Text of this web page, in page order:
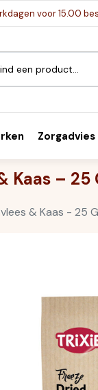
voor 15.00
Zorgadvies
Kaas – 25
& Kaas - 25